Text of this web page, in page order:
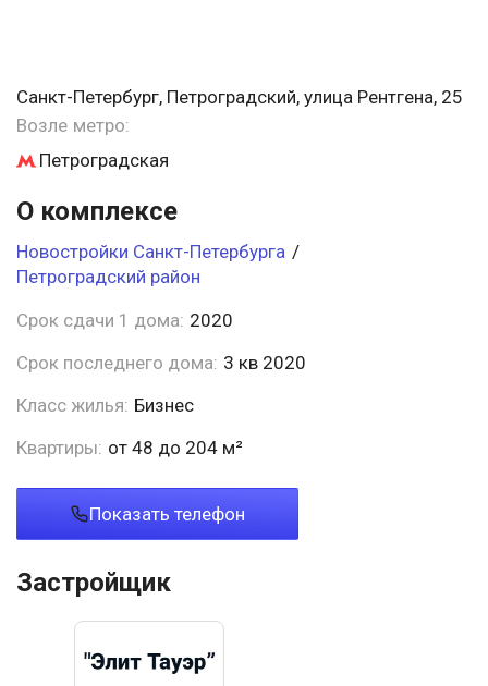
Санкт-Петербург, Петроградский, улица Рентгена, 25
Возле метро:
Петроградская
О комплексе
Новостройки Санкт-Петербурга /
Петроградский район
Срок сдачи 1 дома: 2020
Срок последнего дома: 3 кв 2020
Класс жилья: Бизнес
Квартиры: от 48 до 204 м²
Показать телефон
Застройщик